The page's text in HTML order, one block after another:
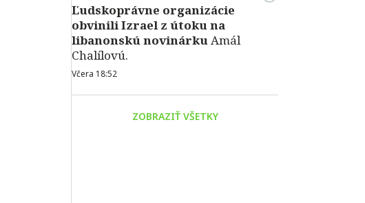
Ľudskoprávne organizácie
obvinili Izrael z útoku na
libanonskú novinárkuAmál
Chalílovú.
Včera 18:52
ZOBRAZIŤ VŠETKY